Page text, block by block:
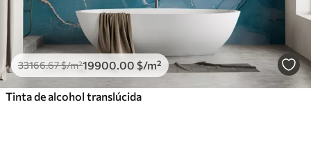
33166.67$/m²19900.00 $/m²
Tinta de alcohol translúcida